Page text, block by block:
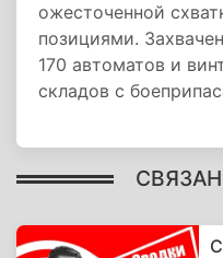
ожесточенной
позициями.
170 автоматов и
складов с